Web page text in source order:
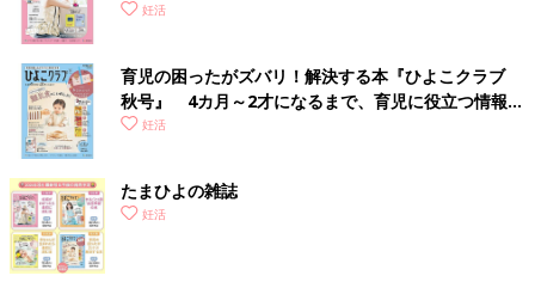
妊活
育児の困ったがズバリ！解決する本『ひよこクラブ
秋号』 4カ月～2才になるまで、育児に役立つ情報が
いっぱい！
妊活
たまひよの雑誌
妊活